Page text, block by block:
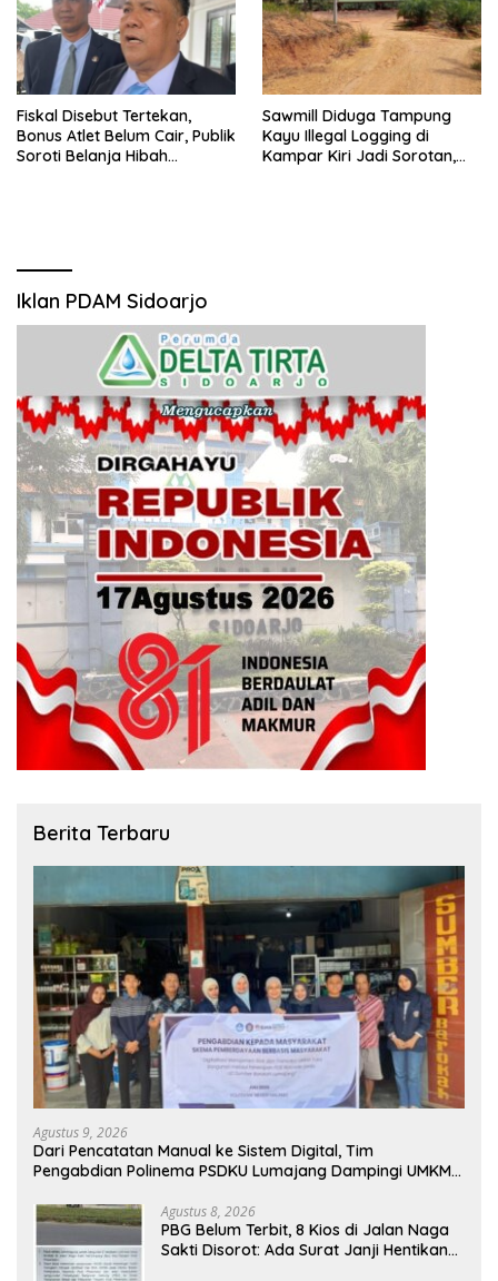
Fiskal Disebut Tertekan,
Bonus Atlet Belum Cair, Publik
Soroti Belanja Hibah
Sawmill Diduga Tampung
Kayu Illegal Logging di
Kampar Kiri Jadi Sorotan,
Iklan PDAM Sidoarjo
Berita Terbaru
Agustus 9, 2026
Dari Pencatatan Manual ke Sistem Digital, Tim
Pengabdian Polinema PSDKU Lumajang Dampingi UMKM
Agustus 8, 2026
PBG Belum Terbit, 8 Kios di Jalan Naga
Sakti Disorot: Ada Surat Janji Hentikan